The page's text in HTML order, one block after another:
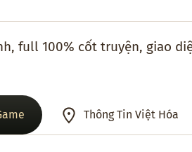
full 100% cốt truyện, giao
Thông Tin Việt Hóa